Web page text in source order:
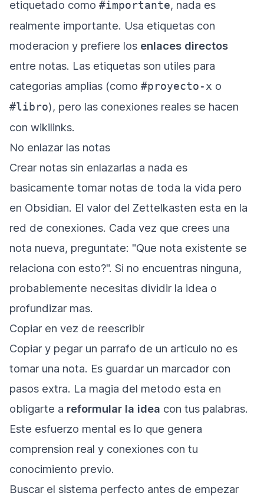
etiquetado como #importante, nada es
realmente importante. Usa etiquetas con
moderacion y prefiere los enlaces directos
entre notas. Las etiquetas son utiles para
categorias amplias (como #proyecto-x o
#libro), pero las conexiones reales se hacen
con wikilinks.
No enlazar las notas
Crear notas sin enlazarlas a nada es
basicamente tomar notas de toda la vida pero
en Obsidian. El valor del Zettelkasten esta en la
red de conexiones. Cada vez que crees una
nota nueva, preguntate: "Que nota existente se
relaciona con esto?". Si no encuentras ninguna,
probablemente necesitas dividir la idea o
profundizar mas.
Copiar en vez de reescribir
Copiar y pegar un parrafo de un articulo no es
tomar una nota. Es guardar un marcador con
pasos extra. La magia del metodo esta en
obligarte a reformular la idea con tus palabras.
Este esfuerzo mental es lo que genera
comprension real y conexiones con tu
conocimiento previo.
Buscar el sistema perfecto antes de empezar